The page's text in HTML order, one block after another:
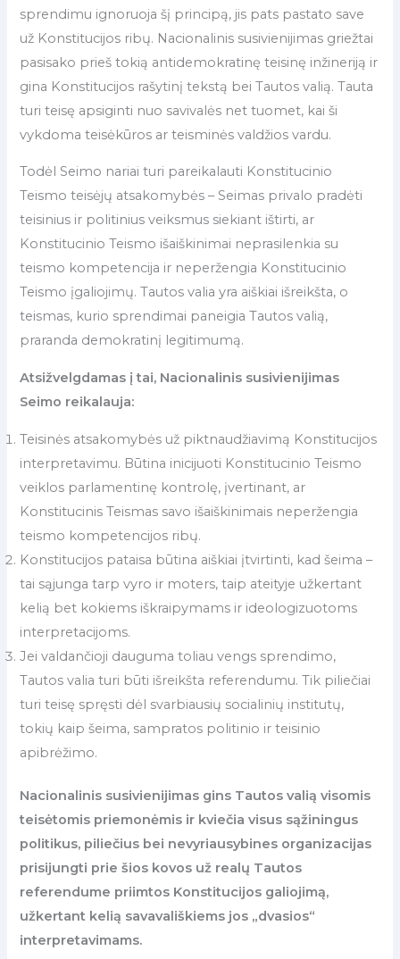
sprendimu ignoruoja šį principą, jis pats pastato save
už Konstitucijos ribų. Nacionalinis susivienijimas griežtai
pasisako prieš tokią antidemokratinę teisinę inžineriją ir
gina Konstitucijos rašytinį tekstą bei Tautos valią. Tauta
turi teisę apsiginti nuo savivalės net tuomet, kai ši
vykdoma teisėkūros ar teisminės valdžios vardu.
Todėl Seimo nariai turi pareikalauti Konstitucinio
Teismo teisėjų atsakomybės – Seimas privalo pradėti
teisinius ir politinius veiksmus siekiant ištirti, ar
Konstitucinio Teismo išaiškinimai neprasilenkia su
teismo kompetencija ir neperžengia Konstitucinio
Teismo įgaliojimų. Tautos valia yra aiškiai išreikšta, o
teismas, kurio sprendimai paneigia Tautos valią,
praranda demokratinį legitimumą.
Atsižvelgdamas į tai, Nacionalinis susivienijimas
Seimo reikalauja:
Teisinės atsakomybės už piktnaudžiavimą Konstitucijos
interpretavimu. Būtina inicijuoti Konstitucinio Teismo
veiklos parlamentinę kontrolę, įvertinant, ar
Konstitucinis Teismas savo išaiškinimais neperžengia
teismo kompetencijos ribų.
Konstitucijos pataisa būtina aiškiai įtvirtinti, kad šeima –
tai sąjunga tarp vyro ir moters, taip ateityje užkertant
kelią bet kokiems iškraipymams ir ideologizuotoms
interpretacijoms.
Jei valdančioji dauguma toliau vengs sprendimo,
Tautos valia turi būti išreikšta referendumu. Tik piliečiai
turi teisę spręsti dėl svarbiausių socialinių institutų,
tokių kaip šeima, sampratos politinio ir teisinio
apibrėžimo.
Nacionalinis susivienijimas gins Tautos valią visomis
teisėtomis priemonėmis ir kviečia visus sąžiningus
politikus, piliečius bei nevyriausybines organizacijas
prisijungti prie šios kovos už realų Tautos
referendume priimtos Konstitucijos galiojimą,
užkertant kelią savavališkiems jos „dvasios“
interpretavimams.